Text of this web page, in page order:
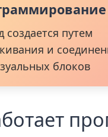
создается путем
и
блоков